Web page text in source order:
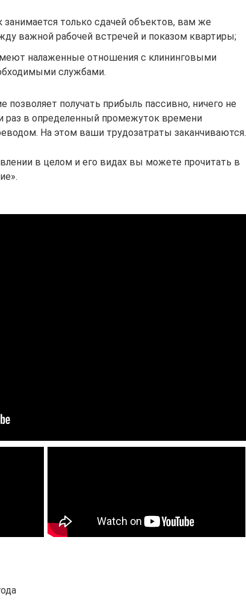
только сдачей объектов, вам же
важной рабочей встречей и показом квартиры;
налаженные отношения с клининговыми
службами.
получать прибыль пассивно, ничего не
раз в определенный промежуток времени
На этом ваши трудозатраты заканчиваются.
в целом и его видах вы можете прочитать в